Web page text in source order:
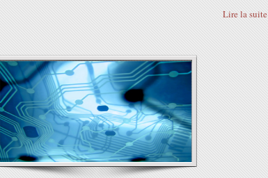
Lire la suite